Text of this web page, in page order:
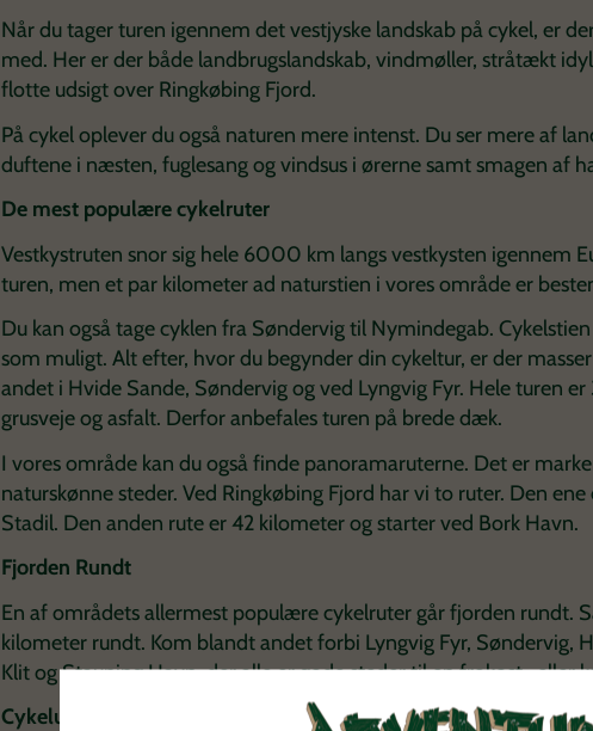
Når du tager turen igennem det vestjyske landskab på cykel, er
med. Her er der både landbrugslandskab, vindmøller, stråtækt
flotte udsigt over Ringkøbing Fjord.
På cykel oplever du også naturen mere intenst. Du ser mere af
duftene i næsten, fuglesang og vindsus i ørerne samt smagen af
De mest populære cykelruter
Vestkystruten snor sig hele 6000 km langs vestkysten igennem
turen, men et par kilometer ad naturstien i vores område er
Du kan også tage cyklen fra Søndervig til Nymindegab.
som muligt. Alt efter, hvor du begynder din cykeltur, er der
andet i Hvide Sande, Søndervig og ved Lyngvig Fyr. Hele turen
grusveje og asfalt. Derfor anbefales turen på brede dæk.
I vores område kan du også finde panoramaruterne. Det er
naturskønne steder. Ved Ringkøbing Fjord har vi to ruter. Den
Stadil. Den anden rute er 42 kilometer og starter ved Bork Havn.
Fjorden Rundt
En af områdets allermest populære cykelruter går fjorden rundt.
kilometer rundt. Kom blandt andet forbi Lyngvig Fyr, Søndervig,
Klit og Stauning Havn, der alle er gode steder til en frokost- eller
Cykeludlejning ved Ringkøbing Fjord